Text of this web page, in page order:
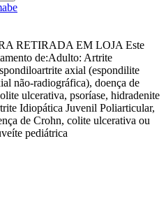
RETIRADA EM LOJA Este
de:Adulto: Artrite
axial (espondilite
não-radiográfica), doença de
ulcerativa, psoríase, hidradenite
Idiopática Juvenil Poliarticular,
de Crohn, colite ulcerativa ou
pediátrica